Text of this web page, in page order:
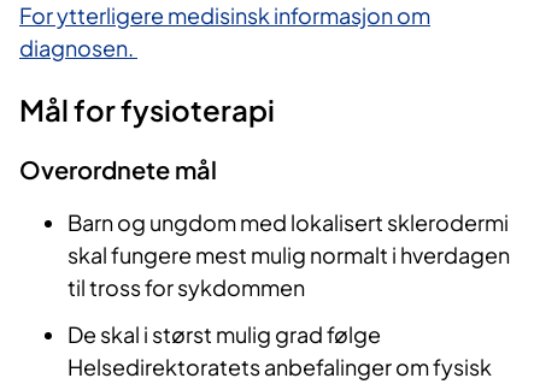
For ytterligere medisinsk informasjon om
diagnosen.
Mål for fysioterapi
Overordnete mål
Barn og ungdom med lokalisert sklerodermi
skal fungere mest mulig normalt i hverdagen
til tross for sykdommen
De skal i størst mulig grad følge
Helsedirektoratets anbefalinger om fysisk